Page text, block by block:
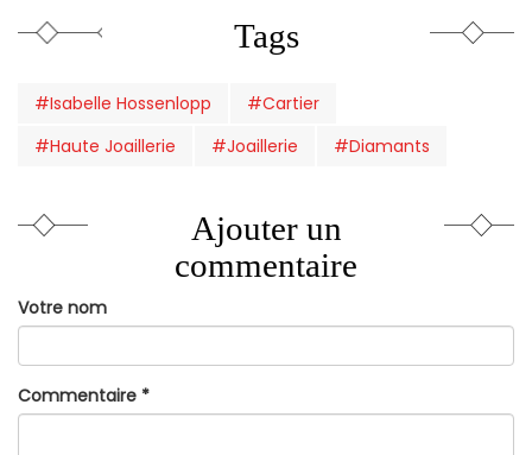
Tags
#Isabelle Hossenlopp
#Cartier
#Haute Joaillerie
#Joaillerie #Diamants
Ajouter un
commentaire
Votre nom
Commentaire *